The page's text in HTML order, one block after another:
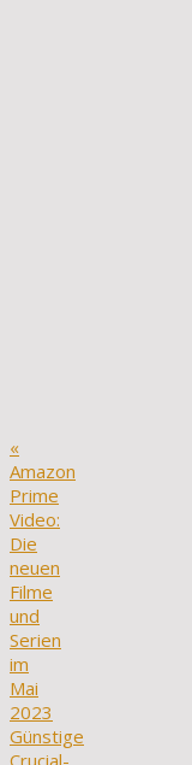
«
Amazon
Prime
Video:
Die
neuen
Filme
und
Serien
im
Mai
2023
Günstige
Crucial-